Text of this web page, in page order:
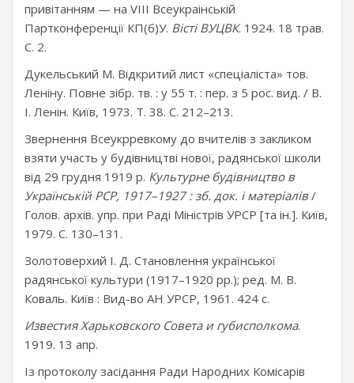
привітанням — на VIII Всеукраінській
Партконференції КП(б)У. Вісті ВУЦВК. 1924. 18 трав.
С. 2.
Дукельський М. Відкритий лист «спеціаліста» тов.
Леніну. Повне зібр. тв. : у 55 т. : пер. з 5 рос. вид. / В.
І. Ленін. Київ, 1973. Т. 38. С. 212–213.
Звернення Всеукрревкому до вчителів з закликом
взяти участь у будівництві нової, радянської школи
від 29 грудня 1919 р. Культурне будівництво в
Українській РСР, 1917–1927 : зб. док. і матеріалів/
Голов. архів. упр. при Раді Міністрів УРСР [та ін.]. Київ,
1979. С. 130–131.
Золотоверхий І. Д. Становлення української
радянської культури (1917–1920 рр.); ред. М. В.
Коваль. Київ : Вид-во АН УРСР, 1961. 424 с.
Известия Харьковского Совета и губисполкома.
1919. 13 апр.
Із протоколу засідання Ради Народних Комісарів